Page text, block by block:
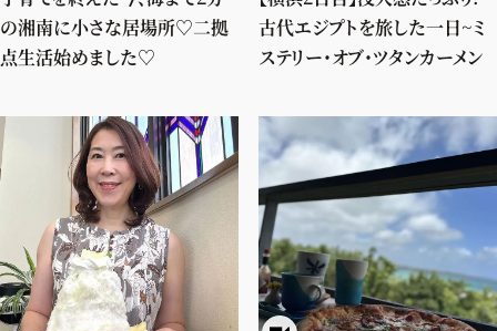
の湘南に小さな居場所♡二拠
点生活始めました♡
古代エジプトを旅した一日~ミ
ステリー・オブ・ツタンカーメン